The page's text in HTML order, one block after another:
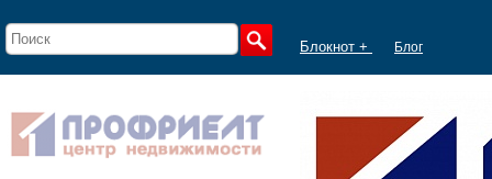
Блокнот + Блог